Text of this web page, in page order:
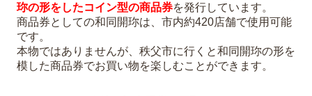
珎の形をしたコイン型の商品券を発行しています。
商品券としての和同開珎は、市内約420店舗で使用可能
です。
本物ではありませんが、秩父市に行くと和同開珎の形を
模した商品券でお買い物を楽しむことができます。